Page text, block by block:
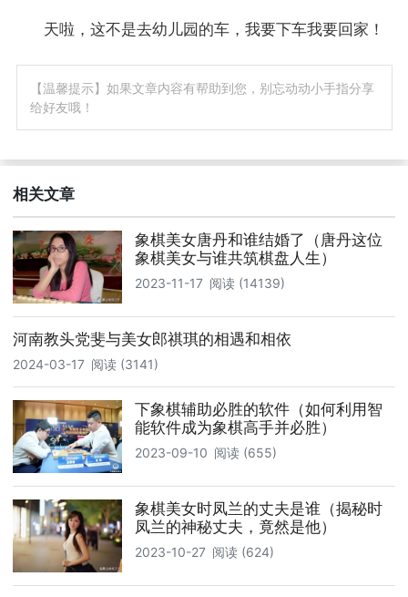
天啦，这不是去幼儿园的车，我要下车我要回家！
【温馨提示】如果文章内容有帮助到您，别忘动动小手指分享
给好友哦！
相关文章
象棋美女唐丹和谁结婚了（唐丹这位
象棋美女与谁共筑棋盘人生）
2023-11-17 阅读 (14139)
河南教头党斐与美女郎祺琪的相遇和相依
2024-03-17 阅读 (3141)
下象棋辅助必胜的软件（如何利用智
能软件成为象棋高手并必胜）
2023-09-10 阅读 (655)
象棋美女时凤兰的丈夫是谁（揭秘时
凤兰的神秘丈夫，竟然是他）
2023-10-27 阅读 (624)